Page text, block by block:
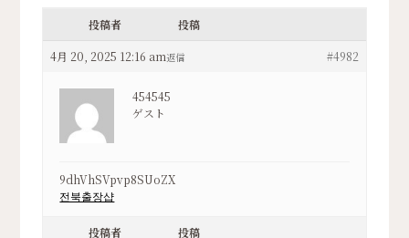
投稿者 投稿
4月 20, 2025 12:16 am #4982
返信
454545
ゲスト
9dhVhSVpvp8SUoZX
전북출장샵
投稿者 投稿